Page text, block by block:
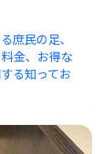
庶民の足、
金、お得な
る知ってお